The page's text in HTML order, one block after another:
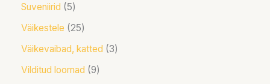
Suveniirid
5
Väikestele
25
Väikevaibad, katted 3
Vilditud loomad 9